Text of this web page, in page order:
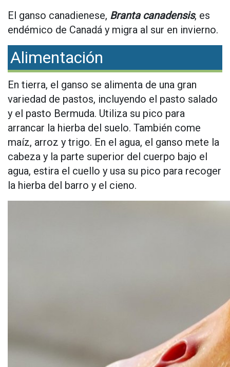
El ganso canadienese, Branta canadensis, es
endémico de Canadá y migra al sur en invierno.
Alimentación
En tierra, el ganso se alimenta de una gran
variedad de pastos, incluyendo el pasto salado
y el pasto Bermuda. Utiliza su pico para
arrancar la hierba del suelo. También come
maíz, arroz y trigo. En el agua, el ganso mete la
cabeza y la parte superior del cuerpo bajo el
agua, estira el cuello y usa su pico para recoger
la hierba del barro y el cieno.